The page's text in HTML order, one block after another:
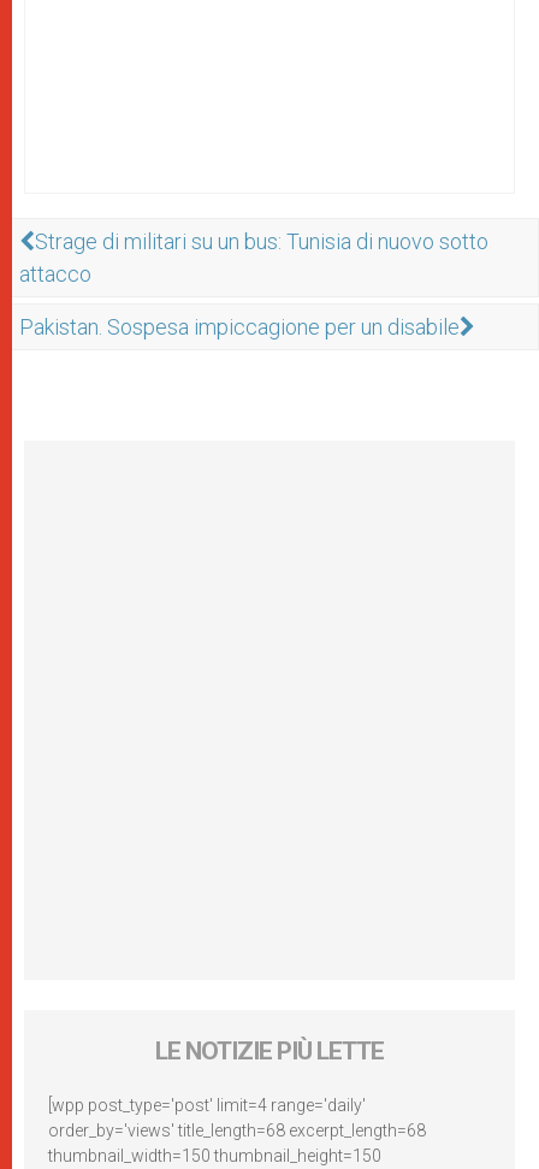
Strage di militari su un bus: Tunisia di nuovo sotto
attacco
Pakistan. Sospesa impiccagione per un disabile
LE NOTIZIE PIÙ LETTE
[wpp post_type='post' limit=4 range='daily'
order_by='views' title_length=68 excerpt_length=68
thumbnail_width=150 thumbnail_height=150